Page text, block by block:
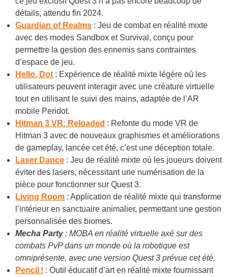
détails, attendu fin 2024.
Guardian of Realms : Jeu de combat en réalité mixte
avec des modes Sandbox et Survival, conçu pour
permettre la gestion des ennemis sans contraintes
d’espace de jeu.
Hello, Dot : Expérience de réalité mixte légère où les
utilisateurs peuvent interagir avec une créature virtuelle
tout en utilisant le suivi des mains, adaptée de l’AR
mobile Peridot.
Hitman 3 VR: Reloaded : Refonte du mode VR de
Hitman 3 avec de nouveaux graphismes et améliorations
de gameplay, lancée cet été, c’est une déception totale.
Laser Dance : Jeu de réalité mixte où les joueurs doivent
éviter des lasers, nécessitant une numérisation de la
pièce pour fonctionner sur Quest 3.
Living Room : Application de réalité mixte qui transforme
l’intérieur en sanctuaire animalier, permettant une gestion
personnalisée des biomes.
Mecha Party: MOBA en réalité virtuelle axé sur des
combats PvP dans un monde où la robotique est
omniprésente, avec une version Quest 3 prévue cet été.
Pencil ! : Outil éducatif d’art en réalité mixte fournissant